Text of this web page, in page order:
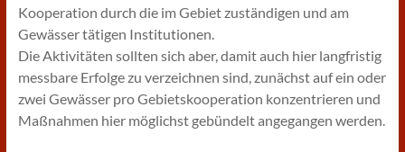
Kooperation durch die im Gebiet zuständigen und am
Gewässer tätigen Institutionen.
Die Aktivitäten sollten sich aber, damit auch hier langfristig
messbare Erfolge zu verzeichnen sind, zunächst auf ein oder
zwei Gewässer pro Gebietskooperation konzentrieren und
Maßnahmen hier möglichst gebündelt angegangen werden.